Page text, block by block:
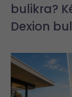
bulikra?
Dexion